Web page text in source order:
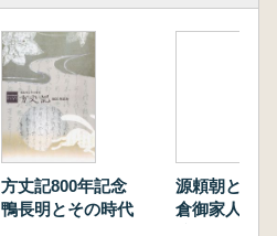
方丈記800年記念
鴨長明とその時代
源頼朝と葛
倉御家人葛